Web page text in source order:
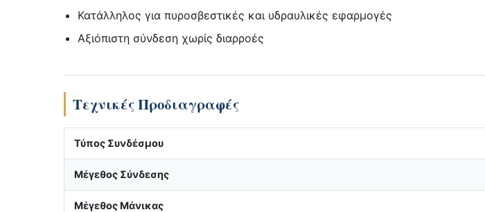
Κατάλληλος για πυροσβεστικές και υδραυλικές εφαρμογές
Αξιόπιστη σύνδεση χωρίς διαρροές
Τεχνικές Προδιαγραφές
Τύπος Συνδέσμου
Μέγεθος Σύνδεσης
Μέγεθος Μάνικας